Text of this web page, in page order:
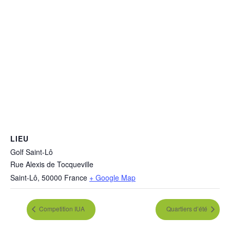
LIEU
Golf Saint-Lô
Rue Alexis de Tocqueville
Saint-Lô, 50000 France + Google Map
Competition IUA Quartiers d’été